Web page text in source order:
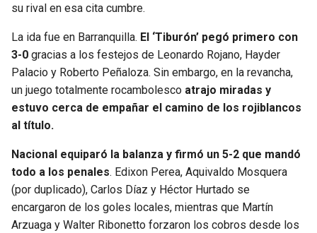
su rival en esa cita cumbre.
La ida fue en Barranquilla. El ‘Tiburón’ pegó primero con
3-0 gracias a los festejos de Leonardo Rojano, Hayder
Palacio y Roberto Peñaloza. Sin embargo, en la revancha,
un juego totalmente rocambolesco atrajo miradas y
estuvo cerca de empañar el camino de los rojiblancos
al título.
Nacional equiparó la balanza y firmó un 5-2 que mandó
todo a los penales. Edixon Perea, Aquivaldo Mosquera
(por duplicado), Carlos Díaz y Héctor Hurtado se
encargaron de los goles locales, mientras que Martín
Arzuaga y Walter Ribonetto forzaron los cobros desde los